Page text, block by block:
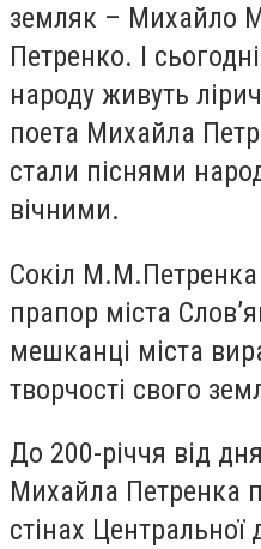
земляк – Михайло
Петренко. І
народу живуть
поета Михайла
стали піснями
вічними.
Сокіл М.М.Петренка
прапор міста
мешканці міста
творчості свого
До 200-річчя від
Михайла Петренка
стінах Центральної